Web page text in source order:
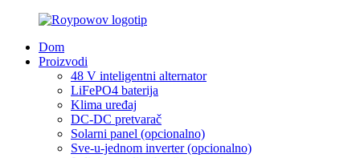
Dom
Proizvodi
48 V inteligentni alternator
LiFePO4 baterija
Klima uređaj
DC-DC pretvarač
Solarni panel (opcionalno)
Sve-u-jednom inverter (opcionalno)